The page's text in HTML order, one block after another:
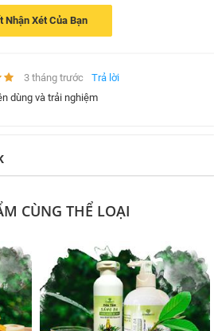
THIÊN NHIÊN MẸ KEN
Xã Bà Nà, TP. Đà Nẵng
Nhận Xét Của Bạn
3 tháng trước
Trả lời
dùng và trải nghiệm
CÙNG THỂ LOẠI